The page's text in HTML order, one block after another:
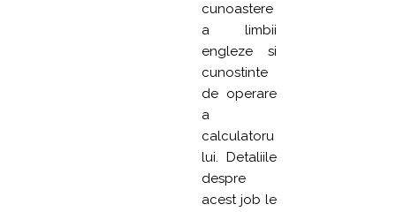
cunoastere
a limbii
engleze si
cunostinte
de operare
a
calculatoru
lui. Detaliile
despre
acest job le